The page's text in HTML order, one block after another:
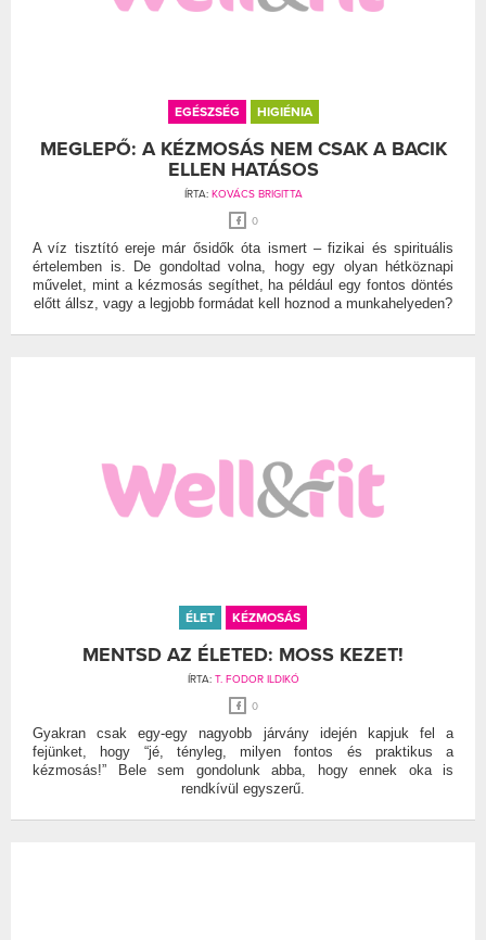
EGÉSZSÉG HIGIÉNIA
MEGLEPŐ: A KÉZMOSÁS NEM CSAK A BACIK
ELLEN HATÁSOS
ÍRTA: KOVÁCS BRIGITTA
0
A víz tisztító ereje már ősidők óta ismert – fizikai és spirituális
értelemben is. De gondoltad volna, hogy egy olyan hétköznapi
művelet, mint a kézmosás segíthet, ha például egy fontos döntés
előtt állsz, vagy a legjobb formádat kell hoznod a munkahelyeden?
ÉLET KÉZMOSÁS
MENTSD AZ ÉLETED: MOSS KEZET!
ÍRTA: T. FODOR ILDIKÓ
0
Gyakran csak egy-egy nagyobb járvány idején kapjuk fel a
fejünket, hogy “jé, tényleg, milyen fontos és praktikus a
kézmosás!” Bele sem gondolunk abba, hogy ennek oka is
rendkívül egyszerű.